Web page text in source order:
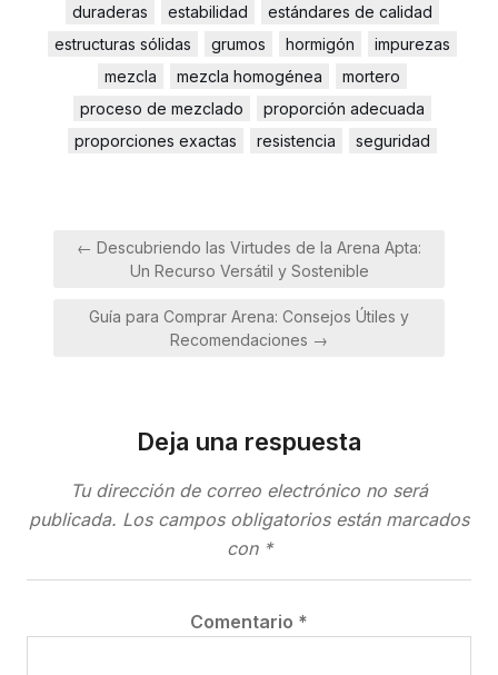
duraderas
estabilidad
estándares de calidad
estructuras sólidas
grumos hormigón
impurezas
mezcla
mezcla homogénea
mortero
proceso de mezclado
proporción adecuada
proporciones exactas
resistencia seguridad
Navegación
← Descubriendo las Virtudes de la Arena Apta:
Un Recurso Versátil y Sostenible
Guía para Comprar Arena: Consejos Útiles y
Recomendaciones →
Deja una respuesta
Tu dirección de correo electrónico no será
publicada. Los campos obligatorios están marcados
con *
Comentario *